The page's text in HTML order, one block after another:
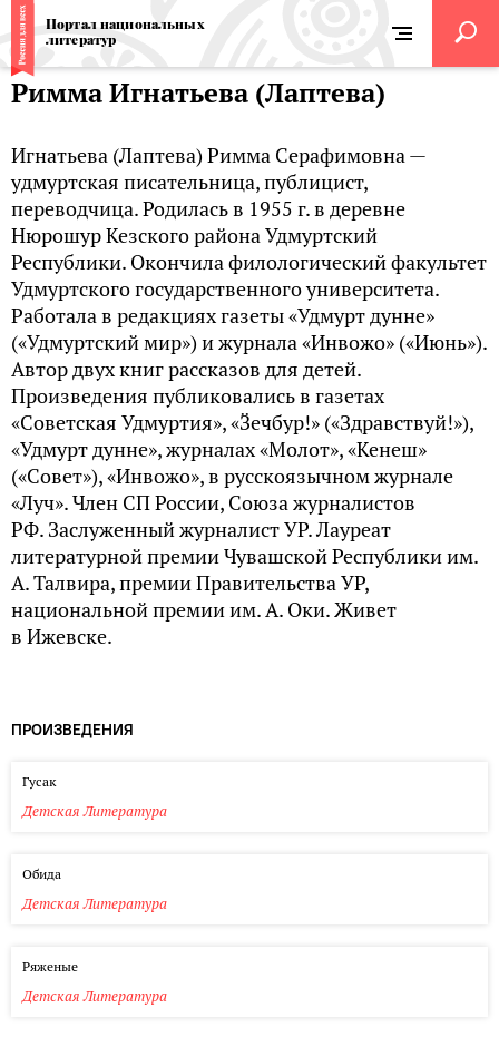
Портал национальных
литератур
Римма Игнатьева (Лаптева)
Игнатьева (Лаптева) Римма Серафимовна —
удмуртская писательница, публицист,
переводчица. Родилась в 1955 г. в деревне
Нюрошур Кезского района Удмуртский
Республики. Окончила филологический факультет
Удмуртского государственного университета.
Работала в редакциях газеты «Удмурт дунне»
(«Удмуртский мир») и журнала «Инвожо» («Июнь»).
Автор двух книг рассказов для детей.
Произведения публиковались в газетах
«Советская Удмуртия», «Ӟечбур!» («Здравствуй!»),
«Удмурт дунне», журналах «Молот», «Кенеш»
(«Совет»), «Инвожо», в русскоязычном журнале
«Луч». Член СП России, Союза журналистов
РФ. Заслуженный журналист УР. Лауреат
литературной премии Чувашской Республики им.
А. Талвира, премии Правительства УР,
национальной премии им. А. Оки. Живет
в Ижевске.
ПРОИЗВЕДЕНИЯ
Гусак
Детская Литература
Обида
Детская Литература
Ряженые
Детская Литература